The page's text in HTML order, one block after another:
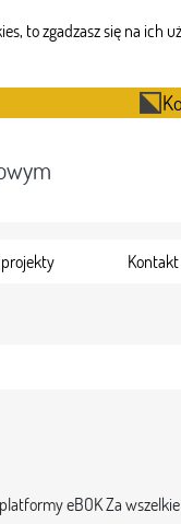
to zgadzasz się na ich
Kontakt
eBOK Za